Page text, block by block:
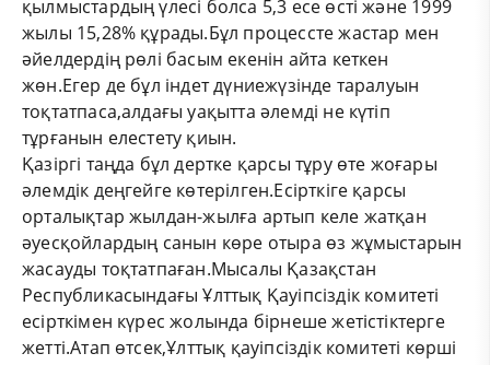
қылмыстардың үлесі болса 5,3 есе өсті және 1999
жылы 15,28% құрады.Бұл процессте жастар мен
әйелдердің рөлі басым екенін айта кеткен
жөн.Егер де бұл індет дүниежүзінде таралуын
тоқтатпаса,алдағы уақытта әлемді не күтіп
тұрғанын елестету қиын.
Қазіргі таңда бұл дертке қарсы тұру өте жоғары
әлемдік деңгейге көтерілген.Есірткіге қарсы
орталықтар жылдан-жылға артып келе жатқан
әуесқойлардың санын көре отыра өз жұмыстарын
жасауды тоқтатпаған.Мысалы Қазақстан
Республикасындағы Ұлттық Қауіпсіздік комитеті
есірткімен күрес жолында бірнеше жетістіктерге
жетті.Атап өтсек,Ұлттық қауіпсіздік комитеті көрші